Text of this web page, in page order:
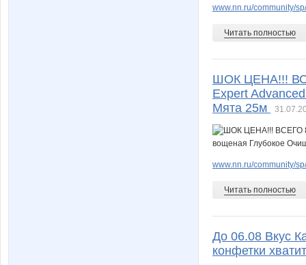
www.nn.ru/community/
Читать полностью
ШОК ЦЕНА!!!
Expert
Мята 25м
www.nn.ru/community/
Читать полностью
До 06.08 Вкус
конфетки